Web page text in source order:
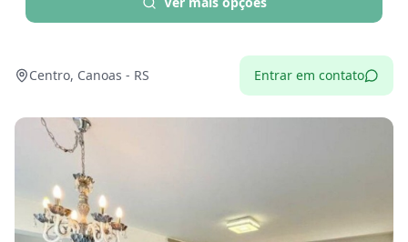
Centro, Canoas - RS Entrar em contato